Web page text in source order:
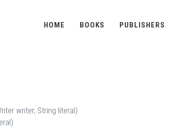
HOME BOOKS PUBLISHERS
writer, String literal)